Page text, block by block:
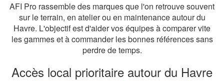
AFI Pro rassemble des marques que l'on retrouve souvent
sur le terrain, en atelier ou en maintenance autour du
Havre. L'objectif est d'aider vos équipes à comparer vite
les gammes et à commander les bonnes références sans
perdre de temps.
Accès local prioritaire autour du Havre